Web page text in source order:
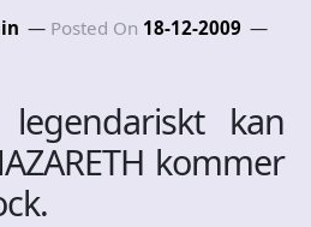
Posted On 18-12-2009
kan
kommer